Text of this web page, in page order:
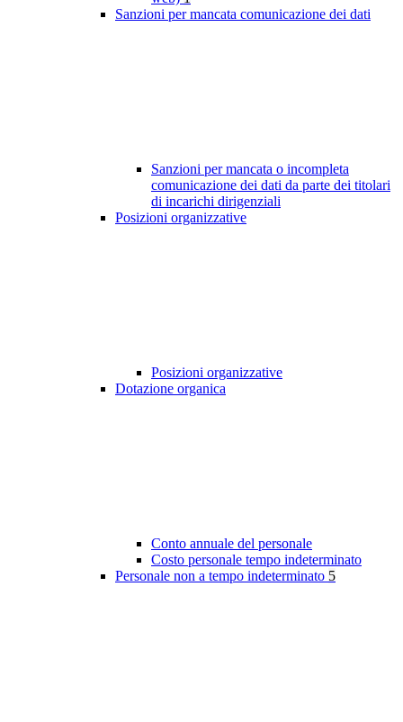
Sanzioni per mancata comunicazione dei dati
Sanzioni per mancata o incompleta
comunicazione dei dati da parte dei titolari
di incarichi dirigenziali
Posizioni organizzative
Posizioni organizzative
Dotazione organica
Conto annuale del personale
Costo personale tempo indeterminato
Personale non a tempo indeterminato 5